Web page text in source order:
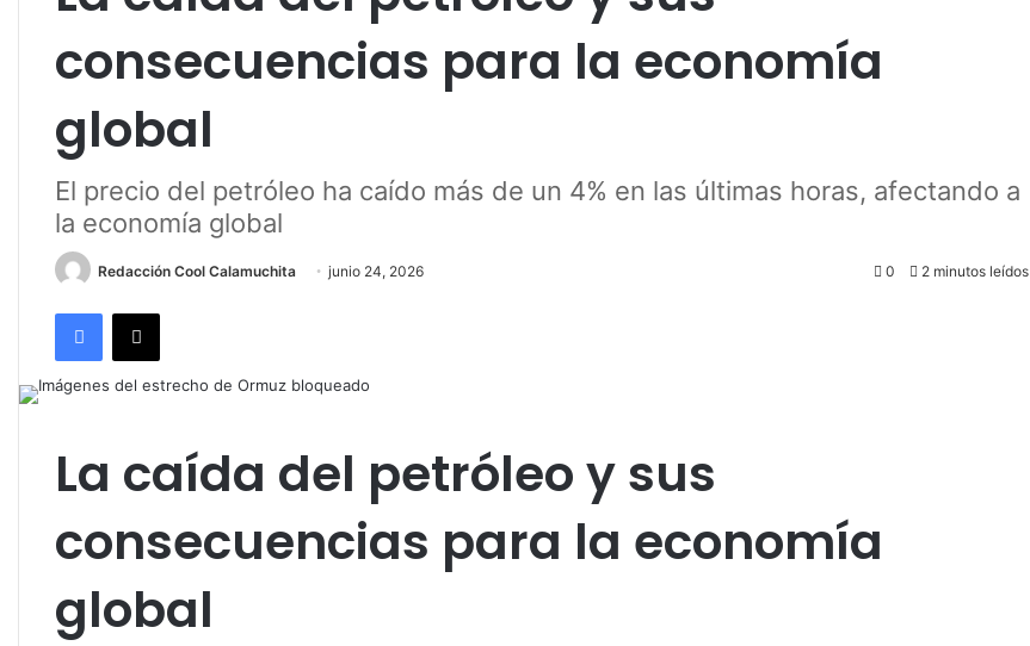
consecuencias para la economía
global
El precio del petróleo ha caído más de un 4% en las últimas horas, afectando a
la economía global
Redacción Cool Calamuchita junio 24, 2026 0 2 minutos leídos
Facebook
X
La caída del petróleo y sus
consecuencias para la economía
global